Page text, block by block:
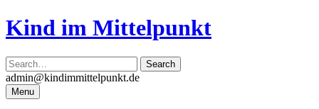
Skip
to
Kind im Mittelpunkt
admin@kindimmittelpunkt.de
Menu